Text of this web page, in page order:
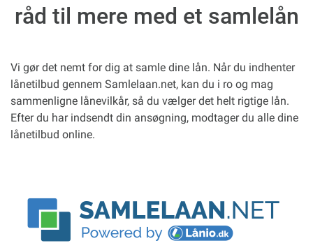
råd til mere med et samlelån
Vi gør det nemt for dig at samle dine lån. Når du indhenter
lånetilbud gennem Samlelaan.net, kan du i ro og mag
sammenligne lånevilkår, så du vælger det helt rigtige lån.
Efter du har indsendt din ansøgning, modtager du alle dine
lånetilbud online.